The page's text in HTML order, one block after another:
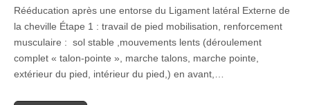
Rééducation après une entorse du Ligament latéral Externe de
la cheville Étape 1 : travail de pied mobilisation, renforcement
musculaire : sol stable ,mouvements lents (déroulement
complet « talon-pointe », marche talons, marche pointe,
extérieur du pied, intérieur du pied,) en avant,…